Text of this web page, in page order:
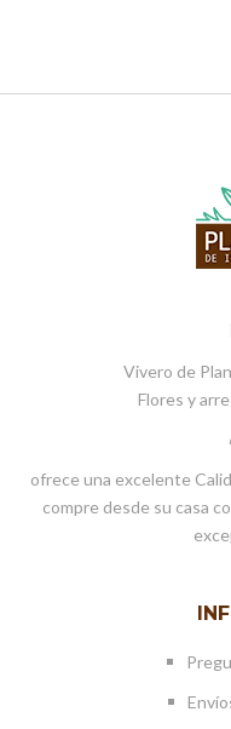
Vivero de
Flores y
ofrece una excelente
compre desde su casa